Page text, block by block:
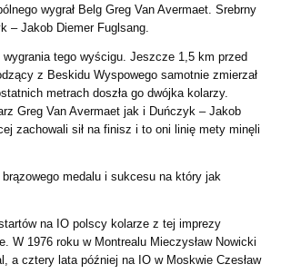
wygrał Belg Greg Van Avermaet. Srebrny
– Jakob Diemer Fuglsang.
wygrania tego wyścigu. Jeszcze 1,5 km przed
z Beskidu Wyspowego samotnie zmierzał
metrach doszła go dwójka kolarzy.
Greg Van Avermaet jak i Duńczyk – Jakob
zachowali sił na finisz i to oni linię mety minęli
brązowego medalu i sukcesu na który jak
na IO polscy kolarze z tej imprezy
W 1976 roku w Montrealu Mieczysław Nowicki
a cztery lata później na IO w Moskwie Czesław